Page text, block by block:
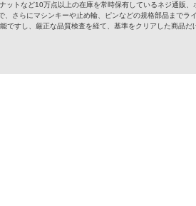
ットなど10万点以上の在庫を常時保有しているネジ通販
、さらにマシンキーや止め輪、ピンなどの規格部品まで
ですし、厳正な品質検査を経て、基準をクリアした商品